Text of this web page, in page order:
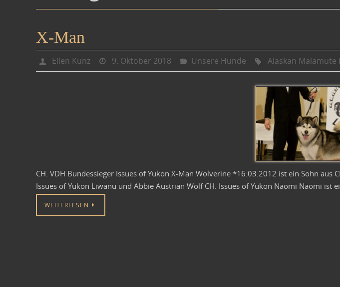
X-Man
Ellen Kunz 9. Oktober 2018 Unsere Hunde Alaskan Malamute
CH. VDH Bundessieger Issues of Yukon X-Man Wolverine *16.03.2012 ist ein Sohn
Issues of Yukon Liwanu und Abbie Austrian Wolf CH. Issues of Yukon Naomi Naomi ist
WEITERLESEN